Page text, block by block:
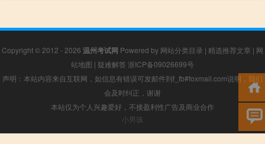
Copyright © 2012 - 2026 温州考试网 Powered by 网站分类目录 | 精选推荐文章 | 网
站地图 | 疑难解答 浙ICP备09026699号
声明：本站内容来自互联网，如信息有错误可发邮件到f_fb#foxmail.com说明，我们
会及时纠正，谢谢
本站仅为个人兴趣爱好，不接盈利性广告及商业合作
小男孩